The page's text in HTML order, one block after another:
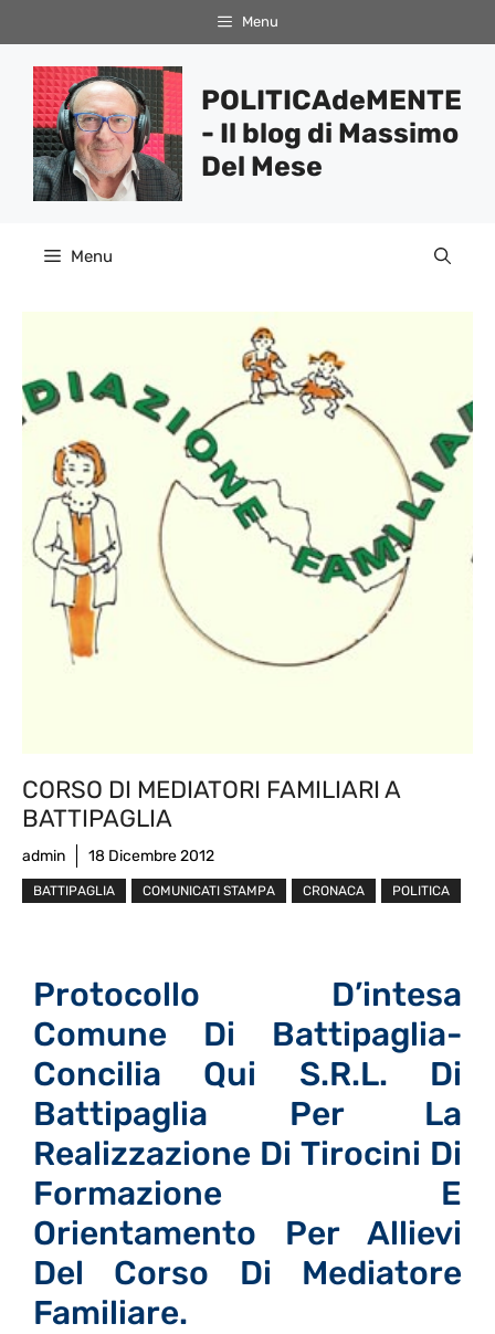
al
contenuto
Menu
POLITICAdeMENTE
- Il blog di Massimo
Del Mese
Menu
CORSO DI MEDIATORI FAMILIARI A
BATTIPAGLIA
admin 18 Dicembre 2012
BATTIPAGLIA COMUNICATI STAMPA CRONACA POLITICA
Protocollo D’intesa
Comune Di Battipaglia-
Concilia Qui S.r.l. Di
Battipaglia Per La
Realizzazione Di Tirocini Di
Formazione E
Orientamento Per Allievi
Del Corso Di Mediatore
Familiare.